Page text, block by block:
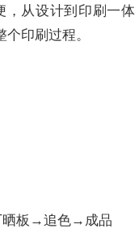
，从设计到印刷一体
印刷过程。
板→追色→成品